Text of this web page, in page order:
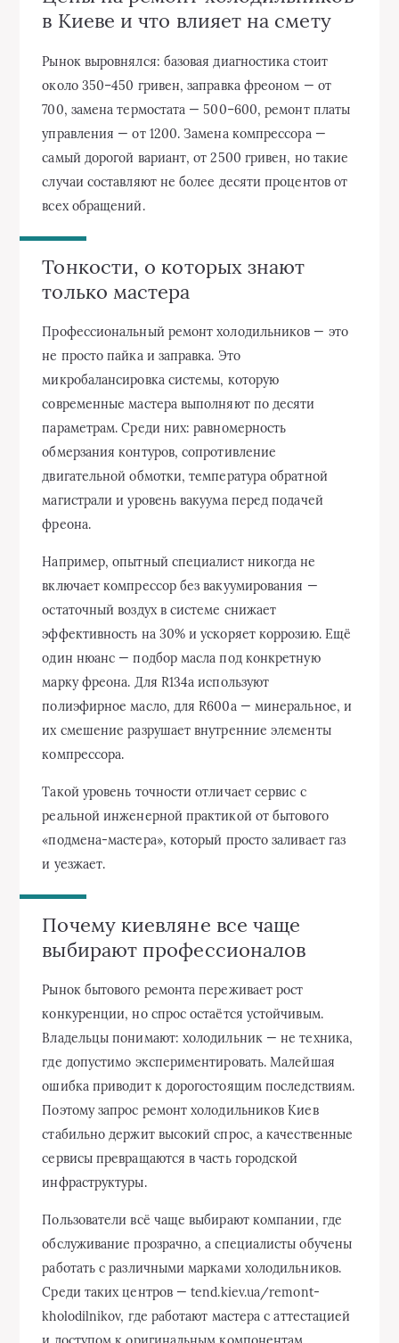
в Киеве и что влияет на смету
Рынок выровнялся: базовая диагностика стоит
около 350–450 гривен, заправка фреоном — от
700, замена термостата — 500–600, ремонт платы
управления — от 1200. Замена компрессора —
самый дорогой вариант, от 2500 гривен, но такие
случаи составляют не более десяти процентов от
всех обращений.
Тонкости, о которых знают
только мастера
Профессиональный ремонт холодильников — это
не просто пайка и заправка. Это
микробалансировка системы, которую
современные мастера выполняют по десяти
параметрам. Среди них: равномерность
обмерзания контуров, сопротивление
двигательной обмотки, температура обратной
магистрали и уровень вакуума перед подачей
фреона.
Например, опытный специалист никогда не
включает компрессор без вакуумирования —
остаточный воздух в системе снижает
эффективность на 30% и ускоряет коррозию. Ещё
один нюанс — подбор масла под конкретную
марку фреона. Для R134a используют
полиэфирное масло, для R600a — минеральное, и
их смешение разрушает внутренние элементы
компрессора.
Такой уровень точности отличает сервис с
реальной инженерной практикой от бытового
«подмена‑мастера», который просто заливает газ
и уезжает.
Почему киевляне все чаще
выбирают профессионалов
Рынок бытового ремонта переживает рост
конкуренции, но спрос остаётся устойчивым.
Владельцы понимают: холодильник — не техника,
где допустимо экспериментировать. Малейшая
ошибка приводит к дорогостоящим последствиям.
Поэтому запрос ремонт холодильников Киев
стабильно держит высокий спрос, а качественные
сервисы превращаются в часть городской
инфраструктуры.
Пользователи всё чаще выбирают компании, где
обслуживание прозрачно, а специалисты обучены
работать с различными марками холодильников.
Среди таких центров — tend.kiev.ua/remont-
kholodilnikov, где работают мастера с аттестацией